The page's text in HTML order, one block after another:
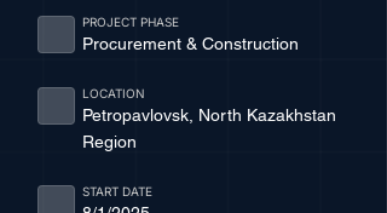
Procurement & Construction
PROJECT PHASE
Petropavlovsk, North Kazakhstan
Region
LOCATION
START DATE